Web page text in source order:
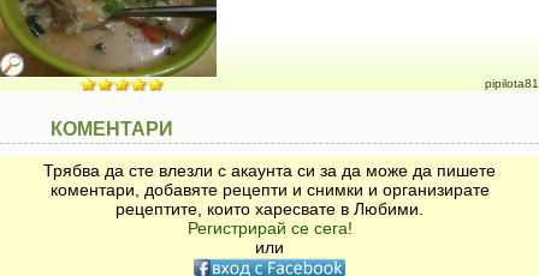
pipilota81
КОМЕНТАРИ
Трябва да сте влезли с акаунта си за да може да пишете
коментари, добавяте рецепти и снимки и организирате
рецептите, които харесвате в Любими.
Регистрирай се сега!
или